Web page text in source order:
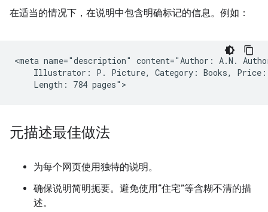
在适当的情况下，在说明中包含明确标记的信息。例如：
<meta name="description" content="Author: A.N.
Illustrator: P. Picture, Category: Books,
元描述最佳做法
为每个网页使用独特的说明。
确保说明简明扼要。避免使用“住宅”等含糊不清的描
述。